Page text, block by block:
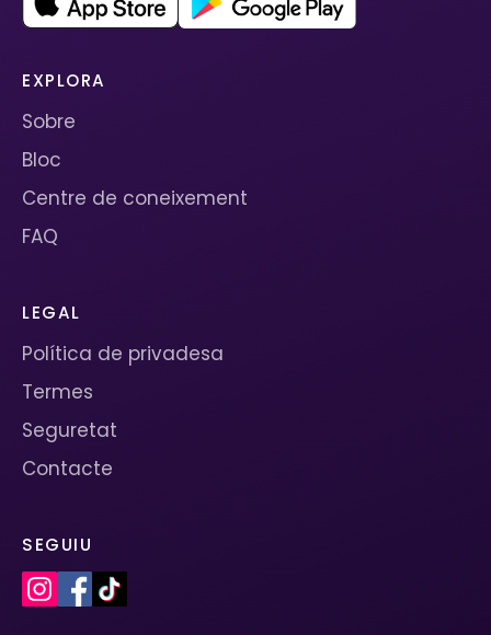
EXPLORA
Sobre
Bloc
Centre de coneixement
FAQ
LEGAL
Política de privadesa
Termes
Seguretat
Contacte
SEGUIU